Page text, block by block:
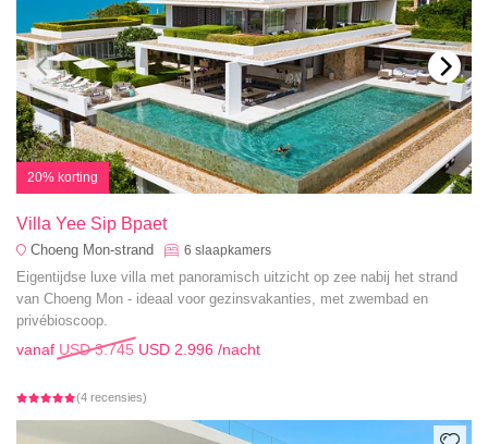
20% korting
Villa Yee Sip Bpaet
Choeng Mon-strand 6 slaapkamers
Eigentijdse luxe villa met panoramisch uitzicht op zee nabij het strand
van Choeng Mon - ideaal voor gezinsvakanties, met zwembad en
privébioscoop.
vanaf USD 3.745 USD 2.996 /nacht
(4 recensies)